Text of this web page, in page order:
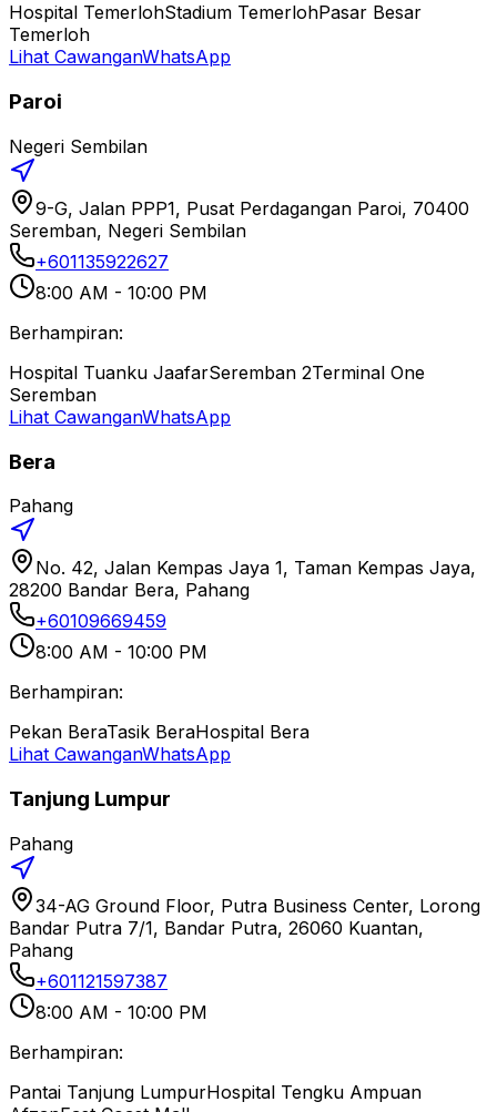
Hospital TemerlohStadium TemerlohPasar Besar
Temerloh
Lihat CawanganWhatsApp
Paroi
Negeri Sembilan
9-G, Jalan PPP1, Pusat Perdagangan Paroi, 70400
Seremban, Negeri Sembilan
+601135922627
8:00 AM - 10:00 PM
Berhampiran:
Hospital Tuanku JaafarSeremban 2Terminal One
Seremban
Lihat CawanganWhatsApp
Bera
Pahang
No. 42, Jalan Kempas Jaya 1, Taman Kempas Jaya,
28200 Bandar Bera, Pahang
+60109669459
8:00 AM - 10:00 PM
Berhampiran:
Pekan BeraTasik BeraHospital Bera
Lihat CawanganWhatsApp
Tanjung Lumpur
Pahang
34-AG Ground Floor, Putra Business Center, Lorong
Bandar Putra 7/1, Bandar Putra, 26060 Kuantan,
Pahang
+601121597387
8:00 AM - 10:00 PM
Berhampiran:
Pantai Tanjung LumpurHospital Tengku Ampuan